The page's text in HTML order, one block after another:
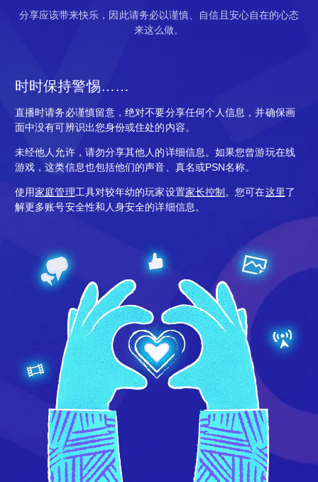
分享应该带来快乐，因此请务必以谨慎、自信且安心自在的心态
来这么做。
时时保持警惕……
直播时请务必谨慎留意，绝对不要分享任何个人信息，并确保画
面中没有可辨识出您身份或住处的内容。
未经他人允许，请勿分享其他人的详细信息。如果您曾游玩在线
游戏，这类信息也包括他们的声音、真名或PSN名称。
使用家庭管理工具对较年幼的玩家设置家长控制 。您可在这里了
解更多账号安全性和人身安全的详细信息。